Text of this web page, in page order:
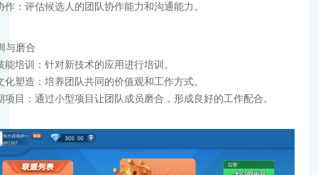
作：评估候选人的团队协作能力和沟通能力。
与磨合
能培训：针对新技术的应用进行培训。
化塑造：培养团队共同的价值观和工作方式。
项目：通过小型项目让团队成员磨合，形成良好的工作配合。